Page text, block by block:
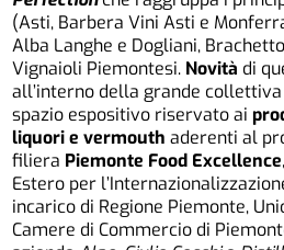
(Asti, Barbera Vini Asti e
Alba Langhe e Dogliani,
Vignaioli Piemontesi. Novità di
all’interno della grande
spazio espositivo riservato ai
liquori e vermouthaderenti al
filiera Piemonte Food Excellence
Estero per
incarico di Regione Piemonte,
Camere di Commercio di